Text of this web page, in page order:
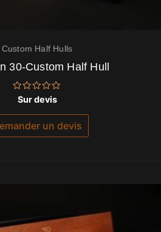
Custom Half Hulls
30-Custom Half Hull
Note
sur
Sur devis
un devis